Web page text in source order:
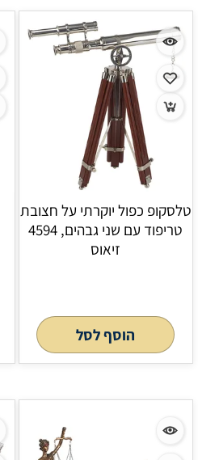
טלסקופ כפול יוקרתי על חצובת
טריפוד עם שני גבהים, 4594
זיאוס
הוסף לסל